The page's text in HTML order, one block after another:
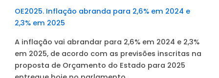
OE2025. Inflação abranda para 2,6% em 2024 e
2,3% em 2025
A inflação vai abrandar para 2,6% em 2024 e 2,3%
em 2025, de acordo com as previsões inscritas na
proposta de Orçamento do Estado para 2025